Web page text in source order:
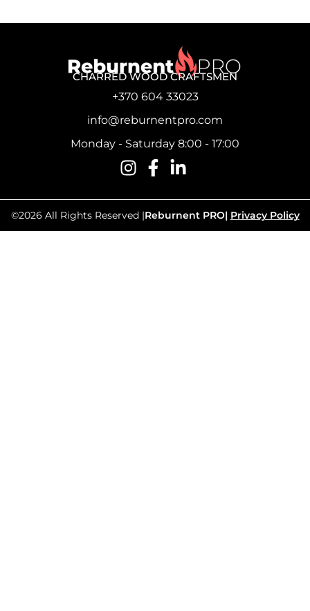
CHARRED WOOD CRAFTSMEN
+370 604 33023
info@reburnentpro.com
Monday - Saturday 8:00 - 17:00
©2026 All Rights Reserved |Reburnent PRO| Privacy Policy